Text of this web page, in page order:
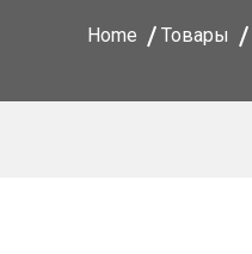
Home Товары